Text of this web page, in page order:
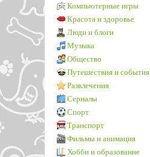
Компьютерные игры
Красота и здоровье
Люди и блоги
Музыка
Общество
Путешествия и события
Развлечения
Сериалы
Спорт
Транспорт
Фильмы и анимация
Хобби и образование